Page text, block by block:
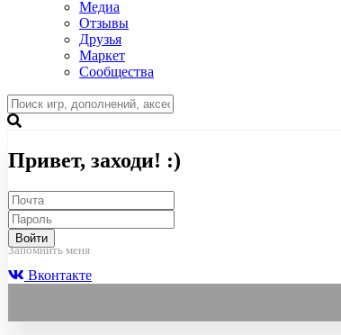
Медиа
Отзывы
Друзья
Маркет
Сообщества
Привет, заходи! :)
Войти
Запомнить меня
Вконтакте